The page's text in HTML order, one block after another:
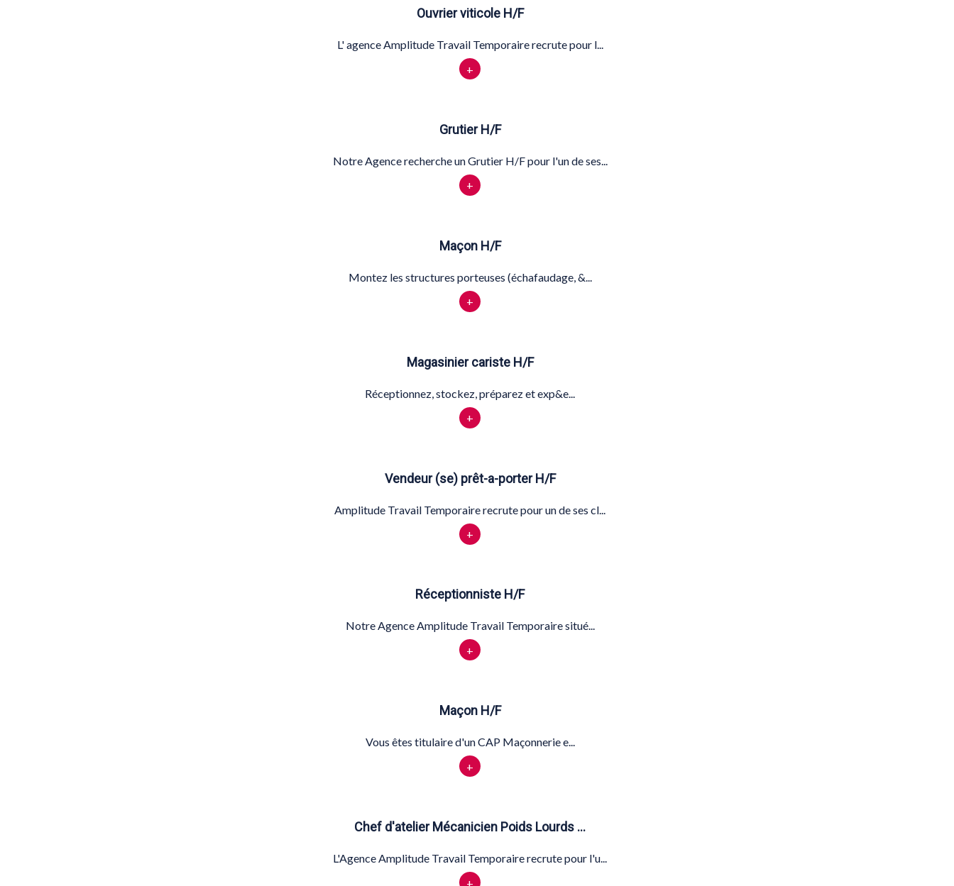
Ouvrier viticole H/F
L' agence Amplitude Travail Temporaire recrute pour l...
+
Grutier H/F
Notre Agence recherche un Grutier H/F pour l'un de ses...
+
Maçon H/F
Montez les structures porteuses (échafaudage, &...
+
Magasinier cariste H/F
Réceptionnez, stockez, préparez et exp&e...
+
Vendeur (se) prêt-a-porter H/F
Amplitude Travail Temporaire recrute pour un de ses cl...
+
Réceptionniste H/F
Notre Agence Amplitude Travail Temporaire situé...
+
Maçon H/F
Vous êtes titulaire d'un CAP Maçonnerie e...
+
Chef d'atelier Mécanicien Poids Lourds …
L'Agence Amplitude Travail Temporaire recrute pour l'u...
+